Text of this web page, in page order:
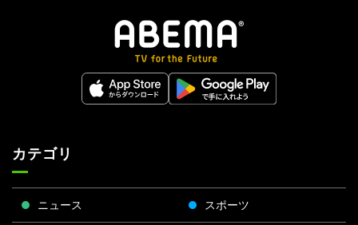
カテゴリ
ニュース スポーツ